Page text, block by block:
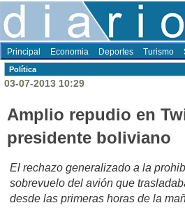
Principal Economia Deportes Turismo
Polí­tica
03-07-2013 10:29
Amplio repudio en
presidente boliviano
El rechazo generalizado a la
sobrevuelo del avión que
desde las primeras horas de la